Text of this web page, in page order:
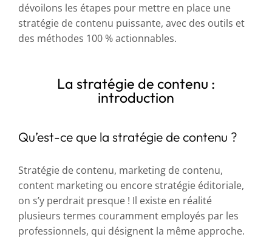
dévoilons les étapes pour mettre en place une
stratégie de contenu puissante, avec des outils et
des méthodes 100 % actionnables.
La stratégie de contenu :
introduction
Qu’est-ce que la stratégie de contenu ?
Stratégie de contenu, marketing de contenu,
content marketing ou encore stratégie éditoriale,
on s’y perdrait presque ! Il existe en réalité
plusieurs termes couramment employés par les
professionnels, qui désignent la même approche.